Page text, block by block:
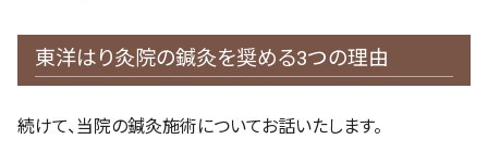
東洋はり灸院の鍼灸を奨める3つの理由
続けて、当院の鍼灸施術についてお話いたします。